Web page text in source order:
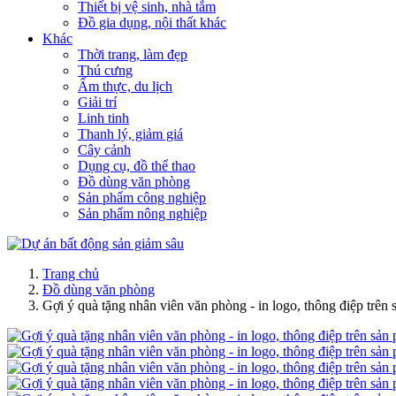
Thiết bị vệ sinh, nhà tắm
Đồ gia dụng, nội thất khác
Khác
Thời trang, làm đẹp
Thú cưng
Ẩm thực, du lịch
Giải trí
Linh tinh
Thanh lý, giảm giá
Cây cảnh
Dụng cụ, đồ thể thao
Đồ dùng văn phòng
Sản phẩm công nghiệp
Sản phẩm nông nghiệp
Trang chủ
Đồ dùng văn phòng
Gợi ý quà tặng nhân viên văn phòng - in logo, thông điệp trên